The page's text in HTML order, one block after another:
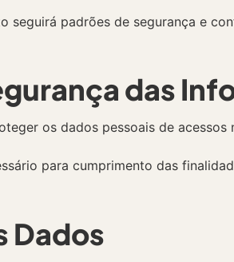
seguirá padrões de segurança e
das
os dados pessoais de
para cumprimento das
Dados